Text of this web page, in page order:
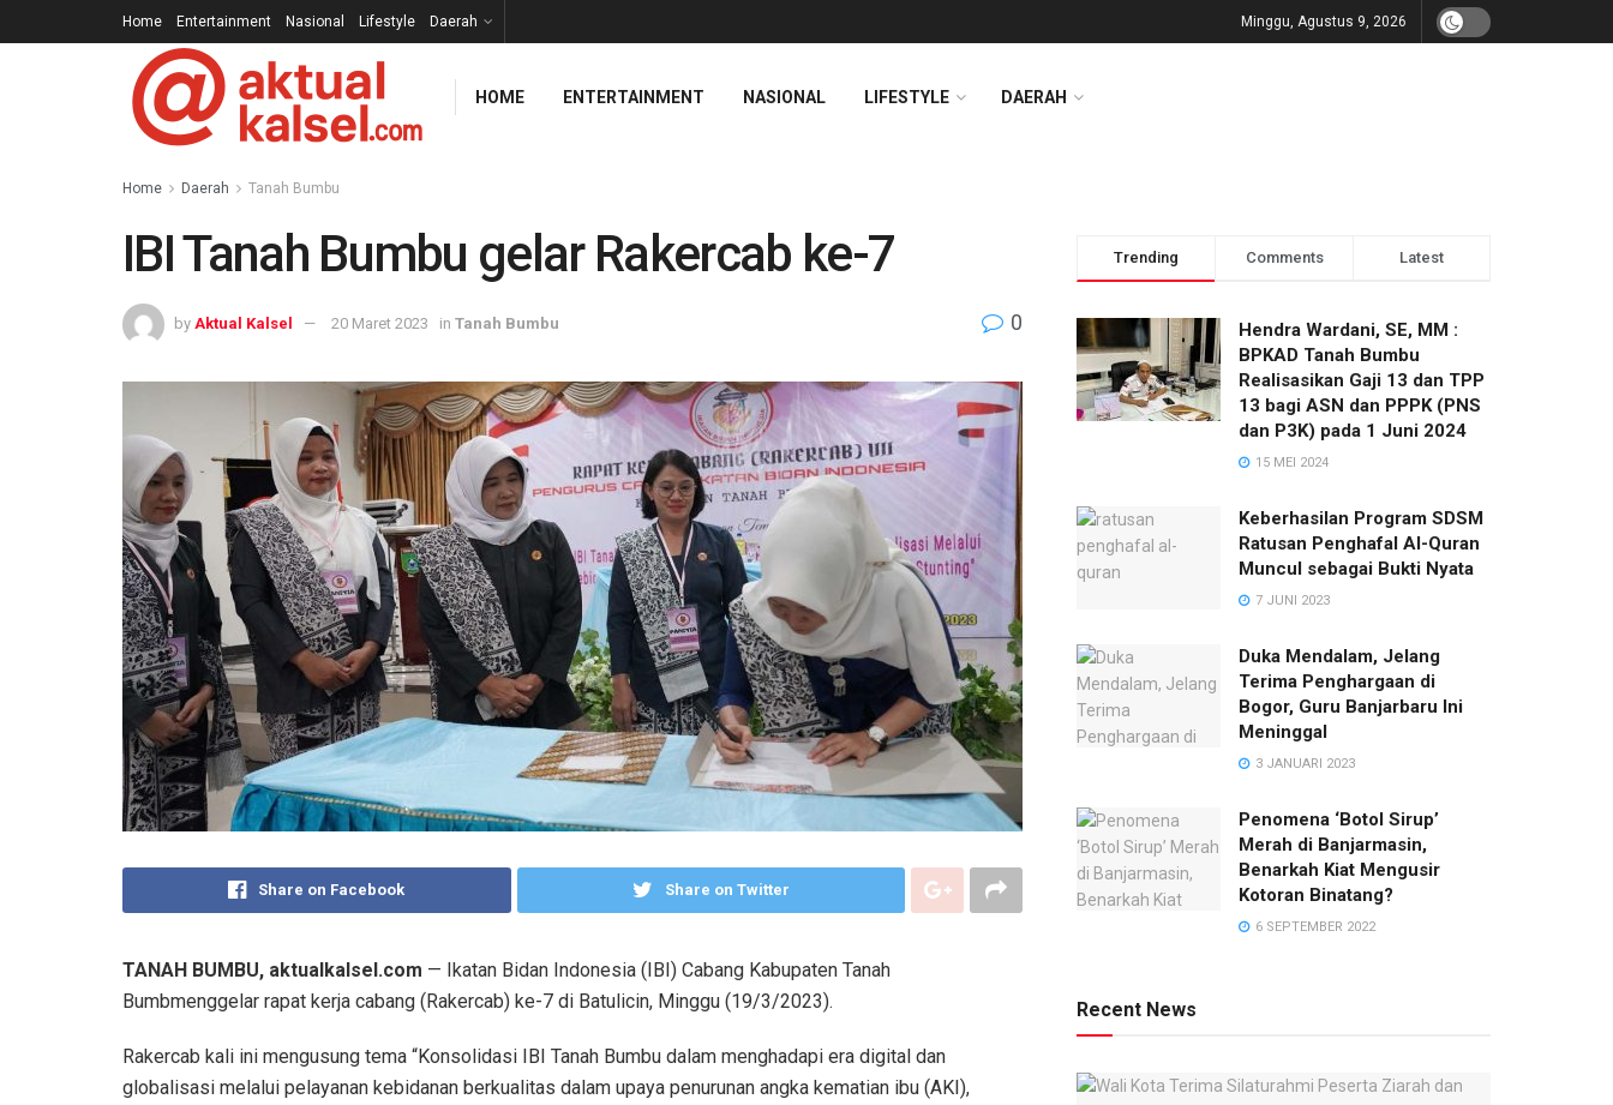
Home Entertainment Nasional Lifestyle Daerah Minggu, Agustus 9, 2026
HOME ENTERTAINMENT NASIONAL LIFESTYLE DAERAH
Home Daerah Tanah Bumbu
IBI Tanah Bumbu gelar Rakercab ke-7
by Aktual Kalsel 20 Maret 2023 in Tanah Bumbu 0
Share on Facebook Share on Twitter
TANAH BUMBU, aktualkalsel.com — Ikatan Bidan Indonesia (IBI) Cabang Kabupaten Tanah
Bumbmenggelar rapat kerja cabang (Rakercab) ke-7 di Batulicin, Minggu (19/3/2023).
Rakercab kali ini mengusung tema “Konsolidasi IBI Tanah Bumbu dalam menghadapi era digital dan
globalisasi melalui pelayanan kebidanan berkualitas dalam upaya penurunan angka kematian ibu (AKI),
Trending Comments Latest
Hendra Wardani, SE, MM :
BPKAD Tanah Bumbu
Realisasikan Gaji 13 dan TPP
13 bagi ASN dan PPPK (PNS
dan P3K) pada 1 Juni 2024
15 MEI 2024
Keberhasilan Program SDSM
Ratusan Penghafal Al-Quran
Muncul sebagai Bukti Nyata
7 JUNI 2023
Duka Mendalam, Jelang
Terima Penghargaan di
Bogor, Guru Banjarbaru Ini
Meninggal
3 JANUARI 2023
Penomena ‘Botol Sirup’
Merah di Banjarmasin,
Benarkah Kiat Mengusir
Kotoran Binatang?
6 SEPTEMBER 2022
Recent News